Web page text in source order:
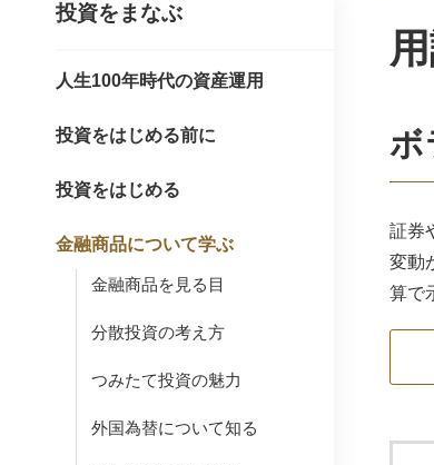
ボ
証券
変動
算で
投資をまなぶ
人生100年時代の資産運用
投資をはじめる前に
投資をはじめる
金融商品について学ぶ
金融商品を見る目
分散投資の考え方
つみたて投資の魅力
外国為替について知る